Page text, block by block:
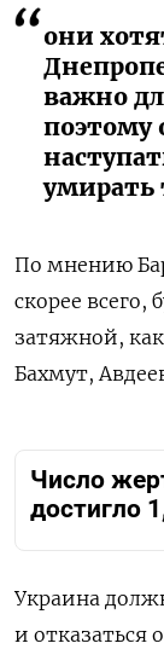
они
важно
поэтому
умирать
По мнению
скорее всего,
затяжной,
Бахмут,
Число
достигло
Украина
и отказаться